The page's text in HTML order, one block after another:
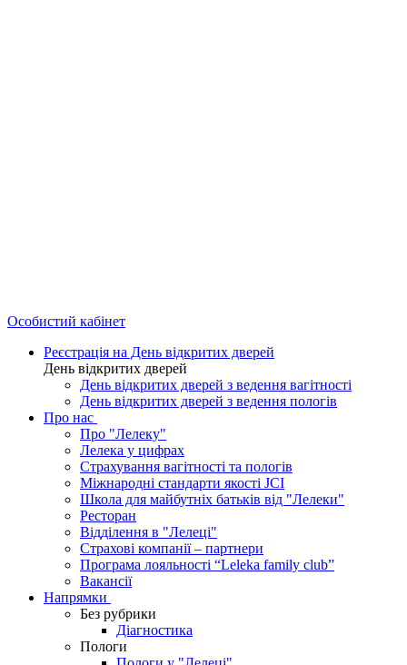
Особистий кабінет
Реєстрація на День відкритих дверей
День відкритих дверей
День відкритих дверей з ведення вагітності
День відкритих дверей з ведення пологів
Про нас
Про "Лелеку"
Лелека у цифрах
Страхування вагітності та пологів
Міжнародні стандарти якості JCI
Школа для майбутніх батьків від "Лелеки"
Ресторан
Відділення в "Лелеці"
Страхові компанії – партнери
Програма лояльності “Leleka family club”
Вакансії
Напрямки
Без рубрики
Діагностика
Пологи